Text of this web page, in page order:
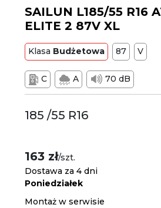
SAILUN L185/55 R16
ELITE 2 87V XL
Klasa Budżetowa 87 V
C A 70 dB
185 /55 R16
163 zł/szt.
Dostawa za 4 dni
Poniedziałek
Montaż w serwisie